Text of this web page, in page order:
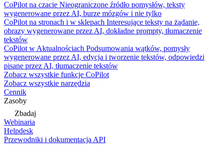
CoPilot na czacie Nieograniczone źródło pomysłów, teksty
wygenerowane przez AI, burze mózgów i nie tylko
CoPilot na stronach i w sklepach Interesujące teksty na żądanie,
obrazy wygenerowane przez AI, dokładne prompty, tłumaczenie
tekstów
CoPilot w Aktualnościach Podsumowania wątków, pomysły
wygenerowane przez AI, edycja i tworzenie tekstów, odpowiedzi
pisane przez AI, tłumaczenie tekstów
Zobacz wszystkie funkcje CoPilot
Zobacz wszystkie narzędzia
Cennik
Zasoby
Zbadaj
Webinaria
Helpdesk
Przewodniki i dokumentacja API